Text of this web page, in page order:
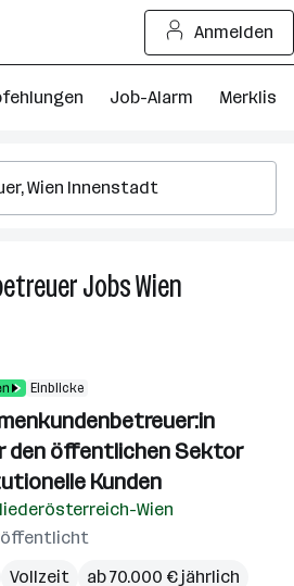
Anmelden
Job-Alarm Merkliste
JobsWien
Einblicke
den öffentlichen Sektor
Kunden
Wien
Vollzeit ab 70.000 € jährlich